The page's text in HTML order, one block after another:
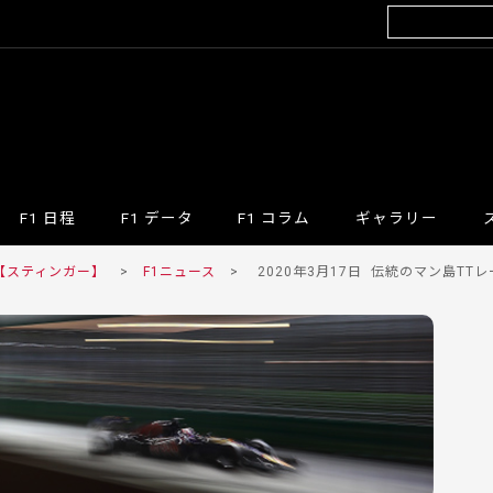
F1 日程 F1 データ F1 コラム ギャラリー
ティンガー】 > F1ニュース > 2020年3月17日 伝統のマン島TTレ